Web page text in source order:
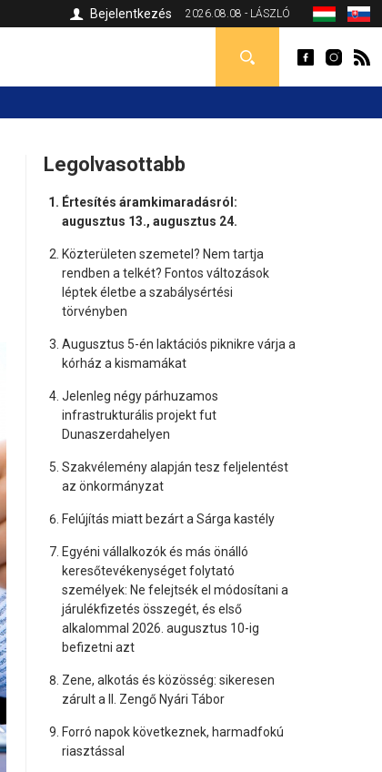
2026.08.08 - LÁSZLÓ
Bejelentkezés
Legolvasottabb
Értesítés áramkimaradásról:
augusztus 13., augusztus 24.
Közterületen szemetel? Nem tartja
rendben a telkét? Fontos változások
léptek életbe a szabálysértési
törvényben
Augusztus 5-én laktációs piknikre várja a
kórház a kismamákat
Jelenleg négy párhuzamos
infrastrukturális projekt fut
Dunaszerdahelyen
Szakvélemény alapján tesz feljelentést
az önkormányzat
Felújítás miatt bezárt a Sárga kastély
Egyéni vállalkozók és más önálló
keresőtevékenységet folytató
személyek: Ne felejtsék el módosítani a
járulékfizetés összegét, és első
alkalommal 2026. augusztus 10-ig
befizetni azt
Zene, alkotás és közösség: sikeresen
zárult a II. Zengő Nyári Tábor
Forró napok következnek, harmadfokú
riasztással